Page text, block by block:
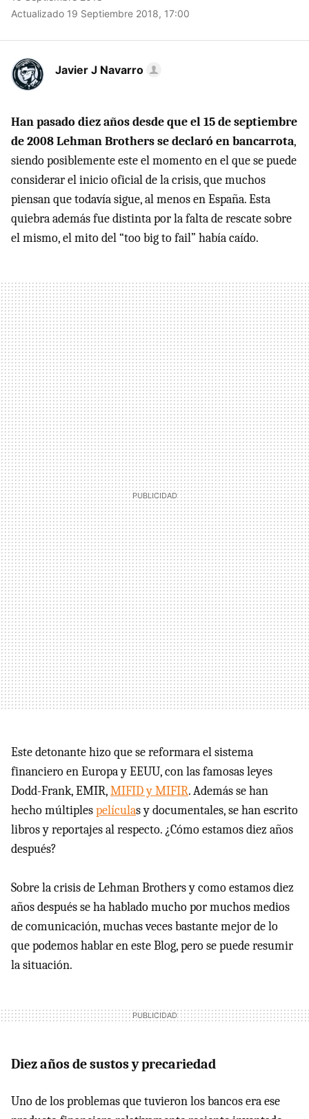
Actualizado 19 Septiembre 2018, 17:00
Javier J Navarro
Han pasado diez años desde que el 15 de septiembre
de 2008 Lehman Brothers se declaró en bancarrota,
siendo posiblemente este el momento en el que se puede
considerar el inicio oficial de la crisis, que muchos
piensan que todavía sigue, al menos en España. Esta
quiebra además fue distinta por la falta de rescate sobre
el mismo, el mito del “too big to fail” había caído.
Este detonante hizo que se reformara el sistema
financiero en Europa y EEUU, con las famosas leyes
Dodd-Frank, EMIR,MIFID y MIFIR. Además se han
hecho múltiplespelículas y documentales, se han escrito
libros y reportajes al respecto. ¿Cómo estamos diez años
después?
Sobre la crisis de Lehman Brothers y como estamos diez
años después se ha hablado mucho por muchos medios
de comunicación, muchas veces bastante mejor de lo
que podemos hablar en este Blog, pero se puede resumir
la situación.
Diez años de sustos y precariedad
Uno de los problemas que tuvieron los bancos era ese